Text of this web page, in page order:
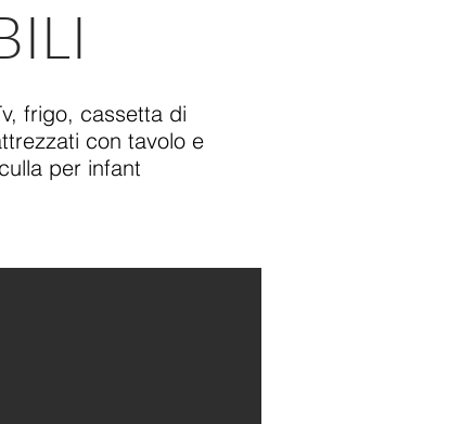
frigo, cassetta di
con tavolo e
per infant